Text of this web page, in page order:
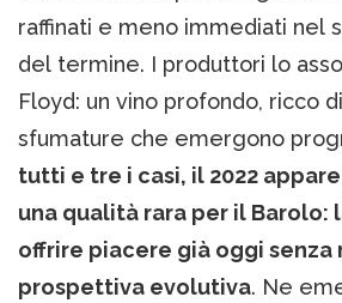
raffinati e meno immediati nel
del termine. I produttori lo
Floyd: un vino profondo, ricco
sfumature che emergono
tutti e tre i casi, il 2022
una qualità rara per il Barolo:
offrire piacere già oggi senza
prospettiva evolutiva. Ne